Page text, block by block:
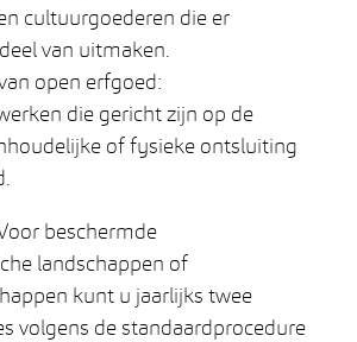
cultuurgoederen die er
van uitmaken.
open erfgoed:
die gericht zijn op de
of fysieke ontsluiting
beschermde
landschappen of
kunt u jaarlijks twee
volgens de standaardprocedure